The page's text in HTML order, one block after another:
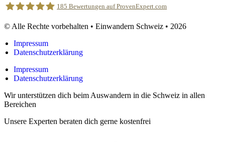
185 Bewertungen auf ProvenExpert.com
© Alle Rechte vorbehalten • Einwandern Schweiz • 2026
Impressum
Datenschutzerklärung
Impressum
Datenschutzerklärung
Wir unterstützen dich beim Auswandern in die Schweiz in allen
Bereichen
Unsere Experten beraten dich gerne kostenfrei